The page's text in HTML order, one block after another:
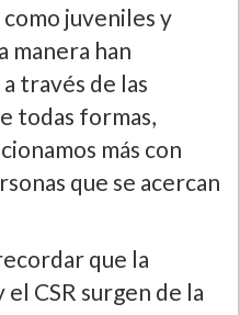
juveniles y
manera han
través de las
todas formas,
más con
que se acercan
que la
CSR surgen de la